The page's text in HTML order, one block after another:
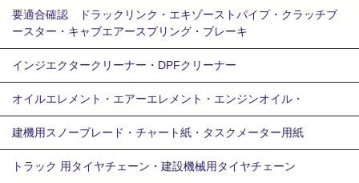
要適合確認 ドラックリンク・エキゾーストパイプ・クラッチブ
ースター・キャブエアースプリング・ブレーキ
インジエクタークリーナー・DPFクリーナー
オイルエレメント・エアーエレメント・エンジンオイル・
建機用スノーブレード・チャート紙・タスクメーター用紙
トラック 用タイヤチェーン・建設機械用タイヤチェーン